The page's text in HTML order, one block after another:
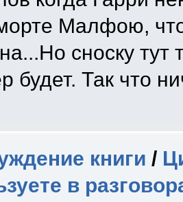
Малфою,
сноску
будет. Так что
книги /
в